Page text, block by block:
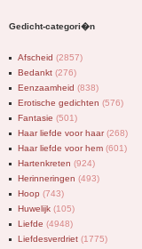
Gedicht-categori�n
Afscheid (2857)
Bedankt (276)
Eenzaamheid (838)
Erotische gedichten (576)
Fantasie (501)
Haar liefde voor haar(268)
Haar liefde voor hem (601)
Hartenkreten (924)
Herinneringen (493)
Hoop (743)
Huwelijk (105)
Liefde (4948)
Liefdesverdriet (1775)